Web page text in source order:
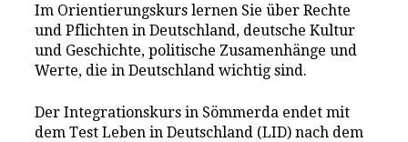
Im Orientierungskurs lernen Sie über Rechte
und Pflichten in Deutschland, deutsche Kultur
und Geschichte, politische Zusamenhänge und
Werte, die in Deutschland wichtig sind.
Der Integrationskurs in Sömmerda endet mit
dem Test Leben in Deutschland (LID) nach dem